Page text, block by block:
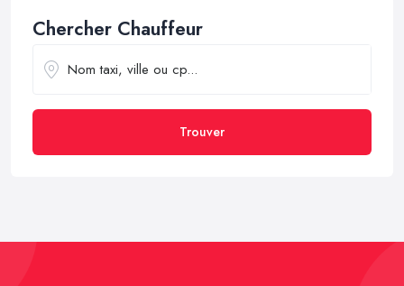
Chercher Chauffeur
Trouver